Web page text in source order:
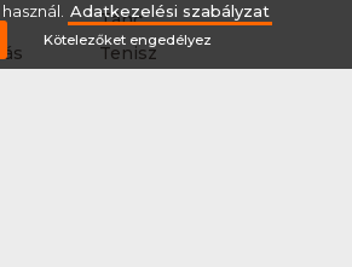
Tánc
Tenisz
Adatkezelési szabályzat
Kötelezőket engedélyez